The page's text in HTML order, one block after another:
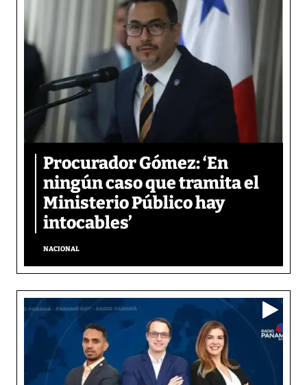
Procurador Gómez: ‘En
ningún caso que tramita el
Ministerio Público hay
intocables’
NACIONAL